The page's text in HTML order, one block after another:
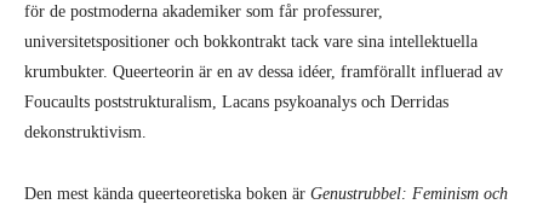
för de postmoderna akademiker som får professurer,
universitetspositioner och bokkontrakt tack vare sina intellektuella
krumbukter. Queerteorin är en av dessa idéer, framförallt influerad av
Foucaults poststrukturalism, Lacans psykoanalys och Derridas
dekonstruktivism.
Den mest kända queerteoretiska boken är Genustrubbel: Feminism och